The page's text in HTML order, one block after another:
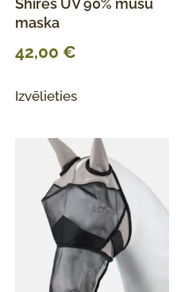
Shires UV 90% mušu
maska
42,00 €
Izvēlieties